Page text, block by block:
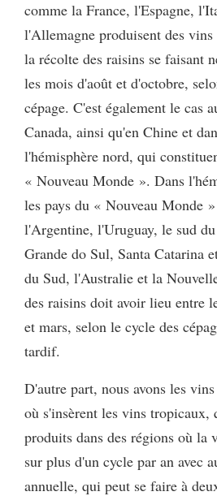
comme la France, l'Espagne,
l'Allemagne produisent des vins
la récolte des raisins se faisant
les mois d'août et d'octobre,
cépage. C'est également le cas
Canada, ainsi qu'en Chine et
l'hémisphère nord, qui
« Nouveau Monde ». Dans
les pays du « Nouveau Monde
l'Argentine, l'Uruguay, le sud
Grande do Sul, Santa Catarina
du Sud, l'Australie et la
des raisins doit avoir lieu entre
et mars, selon le cycle des
tardif.
D'autre part, nous avons les
où s'insèrent les vins tropicaux,
produits dans des régions où la
sur plus d'un cycle par an avec
annuelle, qui peut se faire à